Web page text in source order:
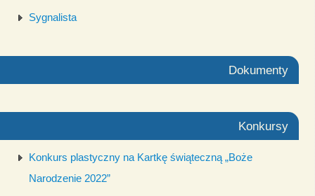
Sygnalista
Dokumenty
Konkursy
Konkurs plastyczny na Kartkę świąteczną „Boże
Narodzenie 2022”